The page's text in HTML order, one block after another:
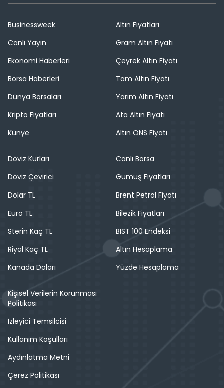
Businessweek
Canlı Yayın
Ekonomi Haberleri
Borsa Haberleri
Dünya Borsaları
Kripto Fiyatları
Künye
Altın Fiyatları
Gram Altın Fiyatı
Çeyrek Altın Fiyatı
Tam Altın Fiyatı
Yarım Altın Fiyatı
Ata Altın Fiyatı
Altın ONS Fiyatı
Döviz Kurları
Döviz Çevirici
Dolar TL
Euro TL
Sterin Kaç TL
Riyal Kaç TL
Kanada Doları
Canlı Borsa
Gümüş Fiyatları
Brent Petrol Fiyatı
Bilezik Fiyatları
BIST 100 Endeksi
Altın Hesaplama
Yüzde Hesaplama
Kişisel Verilerin Korunması
Politikası
İzleyici Temsilcisi
Kullanım Koşulları
Aydınlatma Metni
Çerez Politikası